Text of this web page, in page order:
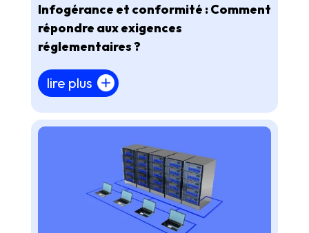
Infogérance et conformité : Comment
répondre aux exigences
réglementaires ?
lire plus